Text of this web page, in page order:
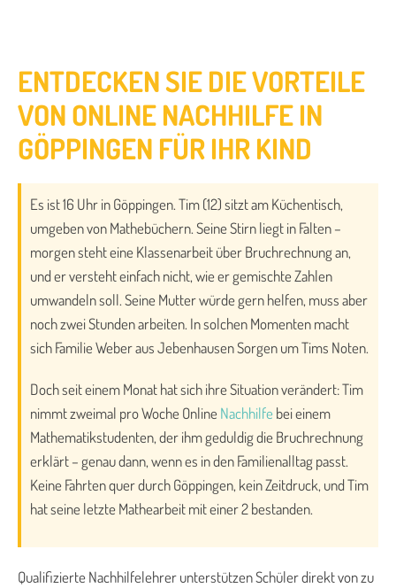
ENTDECKEN SIE DIE VORTEILE
VON ONLINE NACHHILFE IN
GÖPPINGEN FÜR IHR KIND
Es ist 16 Uhr in Göppingen. Tim (12) sitzt am Küchentisch,
umgeben von Mathebüchern. Seine Stirn liegt in Falten –
morgen steht eine Klassenarbeit über Bruchrechnung an,
und er versteht einfach nicht, wie er gemischte Zahlen
umwandeln soll. Seine Mutter würde gern helfen, muss aber
noch zwei Stunden arbeiten. In solchen Momenten macht
sich Familie Weber aus Jebenhausen Sorgen um Tims Noten.
Doch seit einem Monat hat sich ihre Situation verändert: Tim
nimmt zweimal pro Woche Online Nachhilfe bei einem
Mathematikstudenten, der ihm geduldig die Bruchrechnung
erklärt – genau dann, wenn es in den Familienalltag passt.
Keine Fahrten quer durch Göppingen, kein Zeitdruck, und Tim
hat seine letzte Mathearbeit mit einer 2 bestanden.
Qualifizierte Nachhilfelehrer unterstützen Schüler direkt von zu